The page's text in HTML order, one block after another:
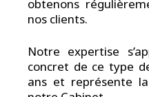
obtenons
nos clients.
Notre expertise
concret de ce type
ans et représente